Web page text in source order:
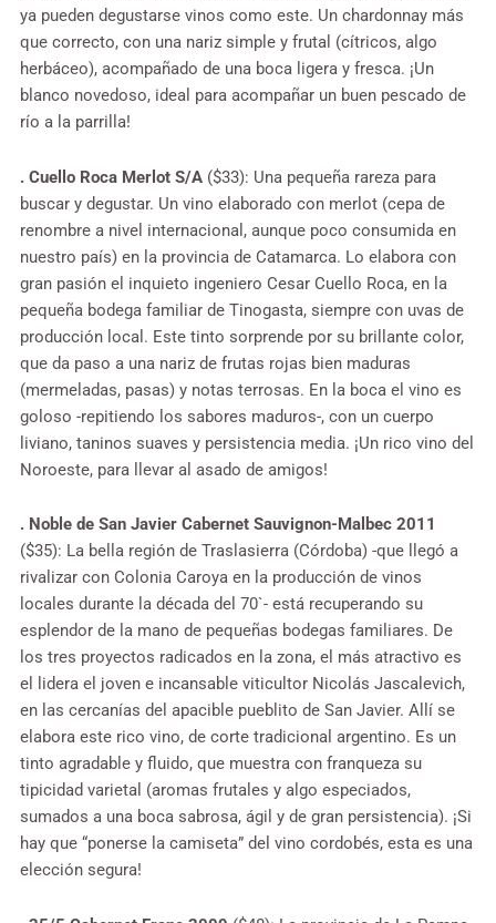
ya pueden degustarse vinos como este. Un chardonnay más
que correcto, con una nariz simple y frutal (cítricos, algo
herbáceo), acompañado de una boca ligera y fresca. ¡Un
blanco novedoso, ideal para acompañar un buen pescado de
río a la parrilla!
. Cuello Roca Merlot S/A ($33): Una pequeña rareza para
buscar y degustar. Un vino elaborado con merlot (cepa de
renombre a nivel internacional, aunque poco consumida en
nuestro país) en la provincia de Catamarca. Lo elabora con
gran pasión el inquieto ingeniero Cesar Cuello Roca, en la
pequeña bodega familiar de Tinogasta, siempre con uvas de
producción local. Este tinto sorprende por su brillante color,
que da paso a una nariz de frutas rojas bien maduras
(mermeladas, pasas) y notas terrosas. En la boca el vino es
goloso -repitiendo los sabores maduros-, con un cuerpo
liviano, taninos suaves y persistencia media. ¡Un rico vino del
Noroeste, para llevar al asado de amigos!
. Noble de San Javier Cabernet Sauvignon-Malbec 2011
($35): La bella región de Traslasierra (Córdoba) -que llegó a
rivalizar con Colonia Caroya en la producción de vinos
locales durante la década del 70`- está recuperando su
esplendor de la mano de pequeñas bodegas familiares. De
los tres proyectos radicados en la zona, el más atractivo es
el lidera el joven e incansable viticultor Nicolás Jascalevich,
en las cercanías del apacible pueblito de San Javier. Allí se
elabora este rico vino, de corte tradicional argentino. Es un
tinto agradable y fluido, que muestra con franqueza su
tipicidad varietal (aromas frutales y algo especiados,
sumados a una boca sabrosa, ágil y de gran persistencia). ¡Si
hay que “ponerse la camiseta” del vino cordobés, esta es una
elección segura!